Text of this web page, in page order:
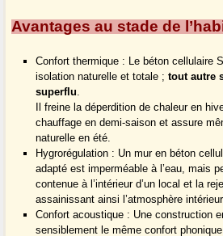
Avantages au stade de
Confort thermique : Le béton cellulaire
isolation naturelle et totale ; tout autre
superflu.
Il freine la déperdition de chaleur en
chauffage en demi-saison et assure
naturelle en été.
Hygrorégulation : Un mur en béton
adapté est imperméable à l’eau, mais
contenue à l’intérieur d’un local et la
assainissant ainsi l’atmosphère
Confort acoustique : Une construction
sensiblement le même confort